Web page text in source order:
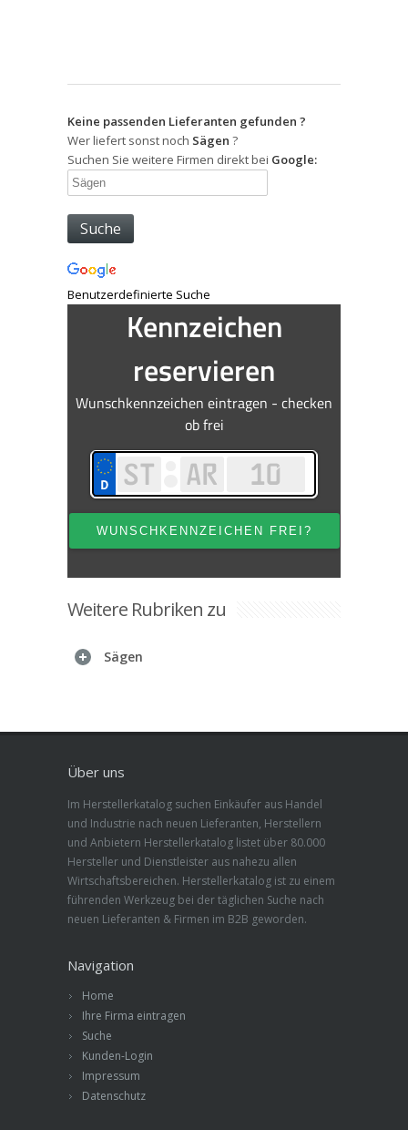
Keine passenden Lieferanten gefunden ?
Wer liefert sonst noch Sägen ?
Suchen Sie weitere Firmen direkt bei Google:
Benutzerdefinierte Suche
Weitere Rubriken zu
Sägen
Über uns
Im Herstellerkatalog suchen Einkäufer aus Handel
und Industrie nach neuen Lieferanten, Herstellern
und Anbietern Herstellerkatalog listet über 80.000
Hersteller und Dienstleister aus nahezu allen
Wirtschaftsbereichen. Herstellerkatalog ist zu einem
führenden Werkzeug bei der täglichen Suche nach
neuen Lieferanten & Firmen im B2B geworden.
Navigation
Home
Ihre Firma eintragen
Suche
Kunden-Login
Impressum
Datenschutz